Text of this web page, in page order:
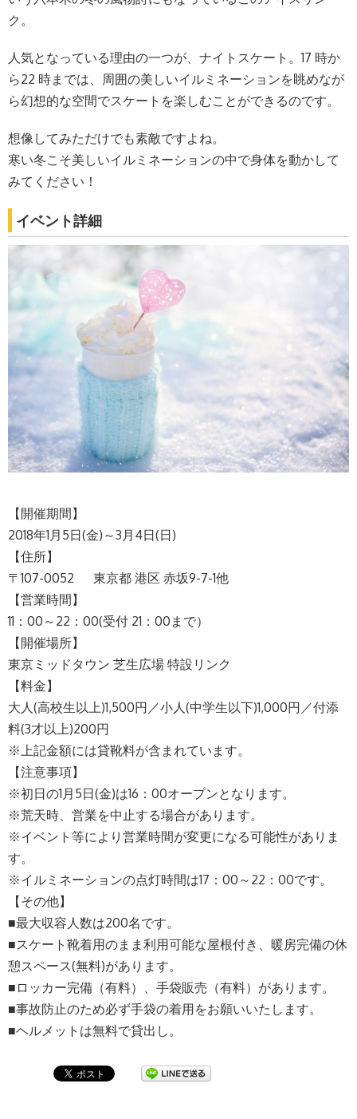
ク。
人気となっている理由の一つが、ナイトスケート。17 時か
ら22 時までは、周囲の美しいイルミネーションを眺めなが
ら幻想的な空間でスケートを楽しむことができるのです。
想像してみただけでも素敵ですよね。
寒い冬こそ美しいイルミネーションの中で身体を動かして
みてください！
イベント詳細
【開催期間】
2018年1月5日(金)～3月4日(日)
【住所】
〒107-0052 東京都 港区 赤坂9-7-1他
【営業時間】
11：00～22：00(受付 21：00まで）
【開催場所】
東京ミッドタウン 芝生広場 特設リンク
【料金】
大人(高校生以上)1,500円／小人(中学生以下)1,000円／付添
料(3才以上)200円
※上記金額には貸靴料が含まれています。
【注意事項】
※初日の1月5日(金)は16：00オープンとなります。
※荒天時、営業を中止する場合があります。
※イベント等により営業時間が変更になる可能性がありま
す。
※イルミネーションの点灯時間は17：00～22：00です。
【その他】
■最大収容人数は200名です。
■スケート靴着用のまま利用可能な屋根付き、暖房完備の休
憩スペース(無料)があります。
■ロッカー完備（有料）、手袋販売（有料）があります。
■事故防止のため必ず手袋の着用をお願いいたします。
■ヘルメットは無料で貸出し。